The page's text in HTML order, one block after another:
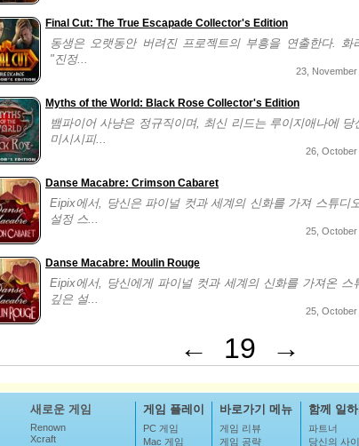
Final Cut: The True Escapade Collector's Edition
동생은 오랫동안 버려진 프로젝트의 부흥을 연출한다. 화
"진정...
23, November
Myths of the World: Black Rose Collector's Edition
뱀파이어 사냥은 정규직이며, 최신 리드는 루이지애나에 당
미시시피...
26, October
Danse Macabre: Crimson Cabaret
Eipix에서, 당신은 파이널 컷과 세계의 신화를 가져 스튜디
설정 스...
25, October
Danse Macabre: Moulin Rouge
Eipix에서, 당신에게 파이널 컷과 세계의 신화를 가져온 스
깊은 설...
25, October
← 19 →
새로운 게임
Renown
Xcraft
게임 플레이
PC 게임
Mac 게임
바로가기 메뉴
게임 리뷰
게임 공략
함께 일하
파트너
당신의 사